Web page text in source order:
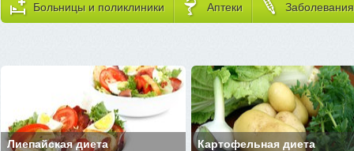
Больницы и поликлиники Аптеки Заболевания
Лиепайская диета Картофельная диета